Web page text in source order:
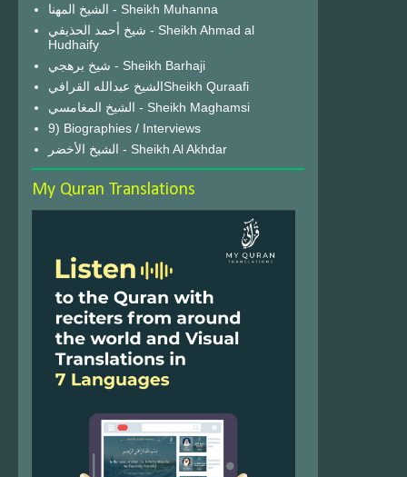
الشيخ المهنا - Sheikh Muhanna
شيخ أحمد الحذيفي - Sheikh Ahmad al
Hudhaify
شيخ برهجي - Sheikh Barhaji
الشيخ عبدالله القرافيSheikh Quraafi
الشيخ المغامسي - Sheikh Maghamsi
9) Biographies / Interviews
الشيخ الأخضر - Sheikh Al Akhdar
My Quran Translations